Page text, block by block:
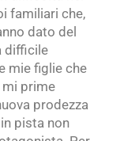
familiari che,
dato del
difficile
mie figlie che
mi prime
prodezza
pista non